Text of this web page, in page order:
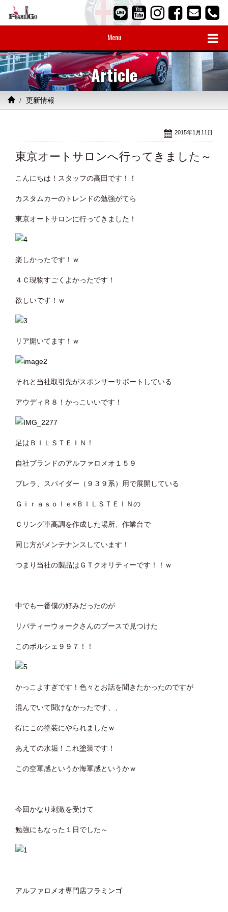
Menu
Article
更新情報
2015年1月11日
東京オートサロンへ行ってきました～
こんにちは！スタッフの高田です！！
カスタムカーのトレンドの勉強がてら
東京オートサロンに行ってきました！
楽しかったです！ｗ
４Ｃ現物すごくよかったです！
欲しいです！ｗ
リア開いてます！ｗ
それと当社取引先がスポンサーサポートしている
アウディＲ８！かっこいいです！
足はＢＩＬＳＴＥＩＮ！
自社ブランドのアルファロメオ１５９
ブレラ、スパイダー（９３９系）用で展開している
Ｇｉｒａｓｏｌｅ×ＢＩＬＳＴＥＩＮの
Ｃリング車高調を作成した場所、作業台で
同じ方がメンテナンスしています！
つまり当社の製品はＧＴクオリティーです！！ｗ
中でも一番僕の好みだったのが
リバティーウォークさんのブースで見つけた
このポルシェ９９７！！
かっこよすぎです！色々とお話を聞きたかったのですが
混んでいて聞けなかったです、、
得にこの塗装にやられましたｗ
あえての水垢！これ塗装です！
この空軍感というか海軍感というかｗ
今回かなり刺激を受けて
勉強にもなった１日でした～
アルファロメオ専門店フラミンゴ